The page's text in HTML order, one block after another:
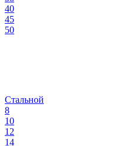
40
45
50
Стальной
8
10
12
14